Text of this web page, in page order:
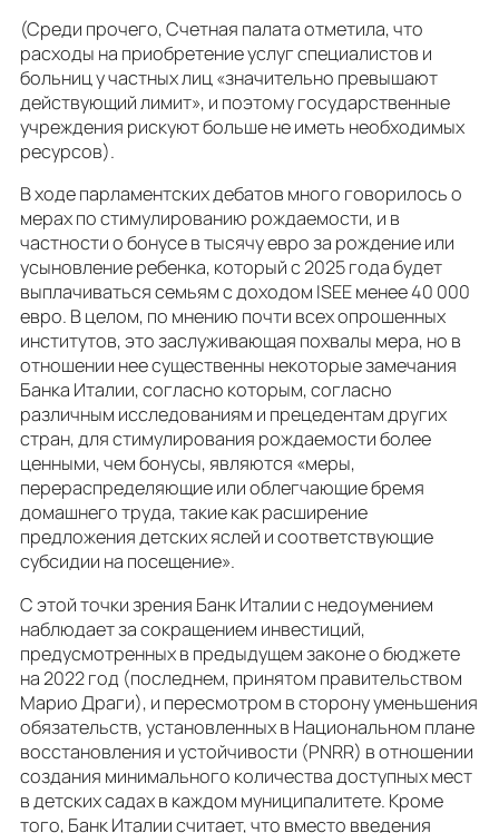
(Среди прочего, Счетная палата отметила, что
расходы на приобретение услуг специалистов и
больниц у частных лиц «значительно превышают
действующий лимит», и поэтому государственные
учреждения рискуют больше не иметь необходимых
ресурсов).
В ходе парламентских дебатов много говорилось о
мерах по стимулированию рождаемости, и в
частности о бонусе в тысячу евро за рождение или
усыновление ребенка, который с 2025 года будет
выплачиваться семьям с доходом ISEE менее 40 000
евро. В целом, по мнению почти всех опрошенных
институтов, это заслуживающая похвалы мера, но в
отношении нее существенны некоторые замечания
Банка Италии, согласно которым, согласно
различным исследованиям и прецедентам других
стран, для стимулирования рождаемости более
ценными, чем бонусы, являются «меры,
перераспределяющие или облегчающие бремя
домашнего труда, такие как расширение
предложения детских яслей и соответствующие
субсидии на посещение».
С этой точки зрения Банк Италии с недоумением
наблюдает за сокращением инвестиций,
предусмотренных в предыдущем законе о бюджете
на 2022 год (последнем, принятом правительством
Марио Драги), и пересмотром в сторону уменьшения
обязательств, установленных в Национальном плане
восстановления и устойчивости (PNRR) в отношении
создания минимального количества доступных мест
в детских садах в каждом муниципалитете. Кроме
того, Банк Италии считает, что вместо введения